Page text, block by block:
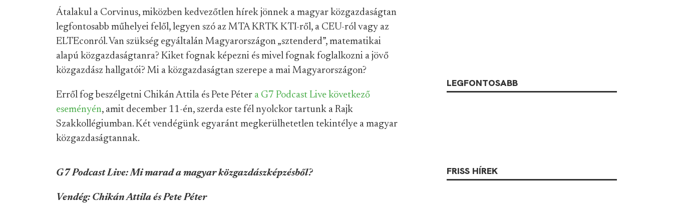
Átalakul a Corvinus, miközben kedvezőtlen hírek jönnek a magyar közgazdaságtan
legfontosabb műhelyei felől, legyen szó az MTA KRTK KTI-ről, a CEU-ról vagy az
ELTEconról. Van szükség egyáltalán Magyarországon „sztenderd”, matematikai
alapú közgazdaságtanra? Kiket fognak képezni és mivel fognak foglalkozni a jövő
közgazdász hallgatói? Mi a közgazdaságtan szerepe a mai Magyarországon?
Erről fog beszélgetni Chikán Attila és Pete Péter a G7 Podcast Live következő
eseményén, amit december 11-én, szerda este fél nyolckor tartunk a Rajk
Szakkollégiumban. Két vendégünk egyaránt megkerülhetetlen tekintélye a magyar
közgazdaságtannak.
G7 Podcast Live: Mi marad a magyar közgazdászképzésből?
Vendég: Chikán Attila és Pete Péter
LEGFONTOSABB
FRISS HÍREK